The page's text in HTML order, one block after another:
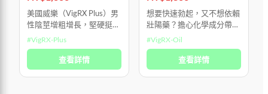
美國威樂（VigRX Plus）男
性陰莖增粗增長，堅硬挺
拔。 美國生產，美國進
口，純100%美國血統 純植
物提取沒副作用，用法是早
中晚各一顆，一瓶60顆，3
#VigRX-Plus
查看詳情
想要快速勃起，又不想依賴
壯陽藥？擔心化學成分帶來
的刺激或副作用？試試
VigRX Oil 助勃增大延時精
油，讓您輕鬆勃起，並持續
享有 30 分鐘以上的性愛時
#VigRX-Oil
查看詳情